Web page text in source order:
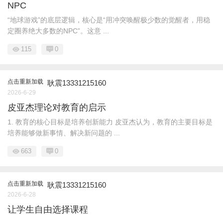
NPC
“地球游戏”的底层逻辑，核心是“用冲突唤醒极少数的觉醒者，用稳
定圈养绝大多数的NPC”。这意 ...
115 0
点击重新加载 耿震13331215160
2026-6-29
皮亚杰理论对教育的启示
1. 教育的核心目标是培养创新能力 皮亚杰认为，教育的主要目标是
培养能够做新事情、解决新问题的 ...
663 0
点击重新加载 耿震13331215160
2026-6-28
让学生自由选择课程